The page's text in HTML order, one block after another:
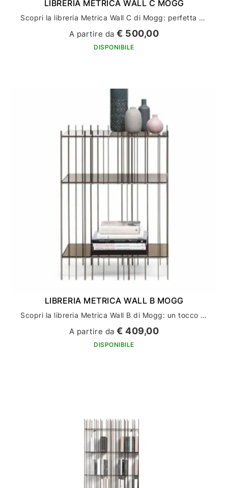
LIBRERIA METRICA WALL C MOGG
Scopri la libreria Metrica Wall C di Mogg: perfetta per arredare la tua casa con stile ed eleganza
A partire da€ 500,00
DISPONIBILE
LIBRERIA METRICA WALL B MOGG
Scopri la libreria Metrica Wall B di Mogg: un tocco di stile per il tuo arredamento casa
A partire da€ 409,00
DISPONIBILE